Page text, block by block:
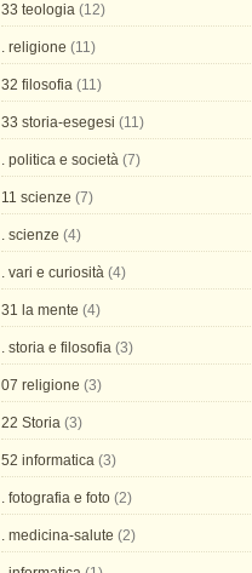
33 teologia (12)
. religione (11)
32 filosofia (11)
33 storia-esegesi (11)
. politica e società (7)
11 scienze (7)
. scienze (4)
. vari e curiosità (4)
31 la mente (4)
. storia e filosofia (3)
07 religione (3)
22 Storia (3)
52 informatica (3)
. fotografia e foto (2)
. medicina-salute (2)